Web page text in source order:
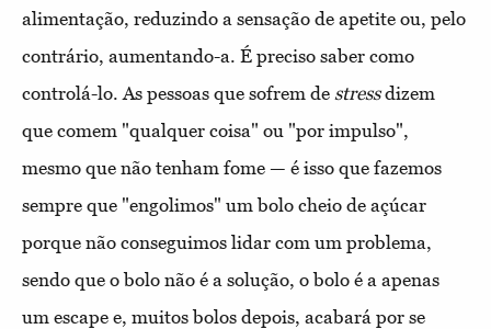
alimentação, reduzindo a sensação de apetite ou, pelo
contrário, aumentando-a. É preciso saber como
controlá-lo. As pessoas que sofrem de stressdizem
que comem "qualquer coisa" ou "por impulso",
mesmo que não tenham fome — é isso que fazemos
sempre que "engolimos" um bolo cheio de açúcar
porque não conseguimos lidar com um problema,
sendo que o bolo não é a solução, o bolo é a apenas
um escape e, muitos bolos depois, acabará por se